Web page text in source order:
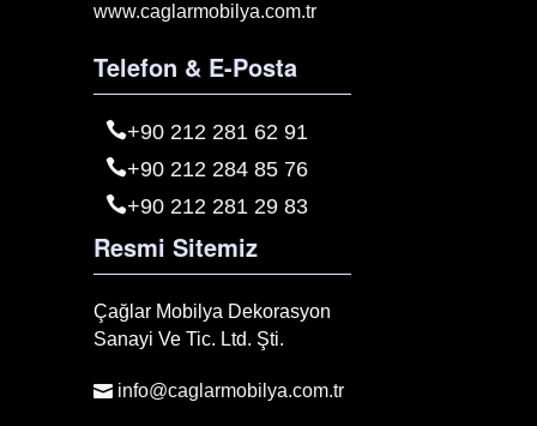
www.caglarmobilya.com.tr
Telefon & E-Posta
+90 212 281 62 91
+90 212 284 85 76
+90 212 281 29 83
Resmi Sitemiz
Çağlar Mobilya Dekorasyon
Sanayi Ve Tic. Ltd. Şti.
info@caglarmobilya.com.tr